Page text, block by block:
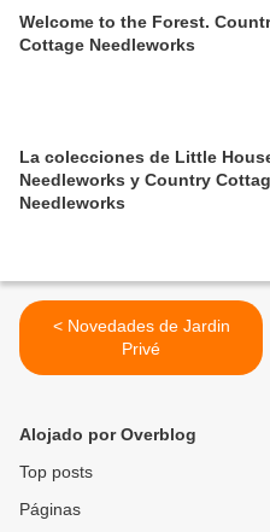
Welcome to the Forest.
Cottage Needleworks
La colecciones de Little
Needleworks y Country
Needleworks
< Novedades de Jardin
Privé
Alojado por Overblog
Top posts
Páginas